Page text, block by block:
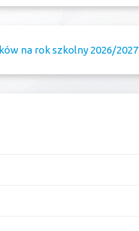
na rok szkolny 2026/2027